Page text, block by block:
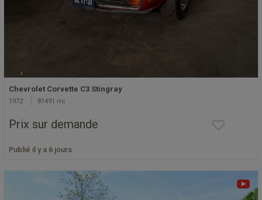
Chevrolet Corvette C3 Stingray
1972 81491 mi
Prix sur demande
Publié il y a 6 jours